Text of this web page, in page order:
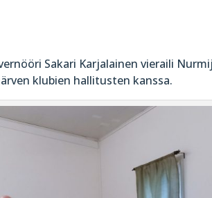
Sakari Karjalainen vieraili
klubien hallitusten kanssa.